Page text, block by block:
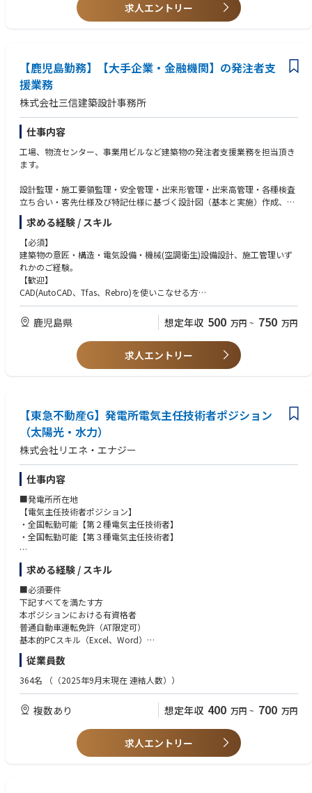
・英語関連スキル
・全国転勤可能な方 （但し、ご本人への打診なしに、いきなり転勤辞令
求人エントリー
【鹿児島勤務】【大手企業・金融機関】の発注者支
援業務
株式会社三信建築設計事務所
仕事内容
工場、物流センター、事業用ビルなど建築物の発注者支援業務を担当頂き
ます。
設計監理・施工要領監理・安全管理・出来形管理・出来高管理・各種検査
立ち合い・客先仕様及び特記仕様に基づく設計図（基本と実施）作成、並
びに施工に関わる打ち合わせなどの発注者の代行、支援を行います。
意匠・電気設備・機械(空調衛生)設備・構造設計それぞれの専門分野を担
当して頂きます。
主にクライアントとの基本計画打合せ及び現場監理を担当して頂きます。
（さらに、実施設計図作成、予算書・実施積算書作成等を担当していただ
ける方は優遇いたします。）
具体的には、
①＜意匠設計＞
1. 各部門を取りまとめ、クライアントと打ち合わせを行いながら、外観
装飾、色彩、形状などのデザインの基本計画を作成し、
顧客の要望や法規、施工方法などを加味しながらさらなる検討を行
4. 現場監理
②＜電気設備設計＞
1． 顧客の要求を十分理解しコストを見据えた提案、新技術の探求に努め
より良い形を提供しています。
2. 設計図面作成 Tfas、Rebro
3. 電気設備工事 積算・見積
4. 現場監理
③＜機械(空調衛生)設備設計＞
1． 顧客の要求を十分理解しコストを見据えた提案、新技術の探求に努め
より良い形を提供しています。
2. 設計図面作成 Tfas、Rebro
3. 機械設備工事 積算・見積
4. 現場監理
④〈建築構造設計〉
1. 構造計算 BUS
2. 設計図面作成 AutoCAD
3. 現場監理
求める経験 / スキル
【必須】
建築物の意匠・構造・電気設備・機械(空調衛生)設備設計、施工管理いず
れかのご経験。
【歓迎】
CAD(AutoCAD、Tfas、Rebro)を使いこなせる方
一級建築士
建築設備士
電気主任技術者
設計事務所又はゼネコンで設計に従事されている方
【求める人物像】
大組織で窮屈感を感じている方
鹿児島県 想定年収 500 万円 ~ 750 万円
求人エントリー
【東急不動産G】発電所電気主任技術者ポジション
（太陽光・水力）
株式会社リエネ・エナジー
仕事内容
■発電所所在地
【電気主任技術者ポジション】
・全国転勤可能【第２種電気主任技術者】
・全国転勤可能【第３種電気主任技術者】
～北海道、東北エリア～（青森県、岩手県、宮城県、秋田県、山形県、福
島県）
・北海道根室市【第２種電気主任技術者】
・青森県青森市【第２種電気主任技術者】
・青森県野辺地町【第２種電気主任技術者】
・青森県八戸市【第２種電気主任技術者】
・岩手県一関市【第２種電気主任技術者】
・岩手県盛岡市【第２種電気主任技術者】
・宮城県柴田郡川崎町【第３種電気主任技術者】
・宮城県気仙沼市【第２種電気主任技術者】
・宮城県白石市【第２種電気主任技術者】
・宮城県白石市【第３種電気主任技術者】
・宮城県大崎市【第３種電気主任技術者】
・秋田県由利本荘市【第２種電気主任技術者】
求める経験 / スキル
■必須要件
下記すべてを満たす方
本ポジションにおける有資格者
普通自動車運転免許（AT限定可）
基本的PCスキル（Excel、Word）
※太陽光発電所での実務経験は不問です。
従業員数
364名 （（2025年9月末現在 連結人数））
複数あり 想定年収 400 万円 ~ 700 万円
求人エントリー